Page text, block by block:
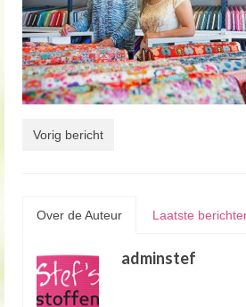
Vorig bericht
Over de Auteur Laatste
adminstef